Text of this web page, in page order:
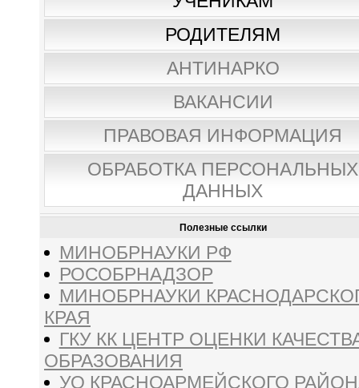
РОДИТЕЛЯМ
АНТИНАРКО
ВАКАНСИИ
ПРАВОВАЯ ИНФОРМАЦИЯ
ОБРАБОТКА ПЕРСОНАЛЬНЫХ
ДАННЫХ
Полезные ссылки
МИНОБРНАУКИ РФ
РОСОБРНАДЗОР
МИНОБРНАУКИ
КРАЯ
ГКУ КК ЦЕНТР ОЦЕНКИ
ОБРАЗОВАНИЯ
УО КРАСНОАРМЕЙСКОГО